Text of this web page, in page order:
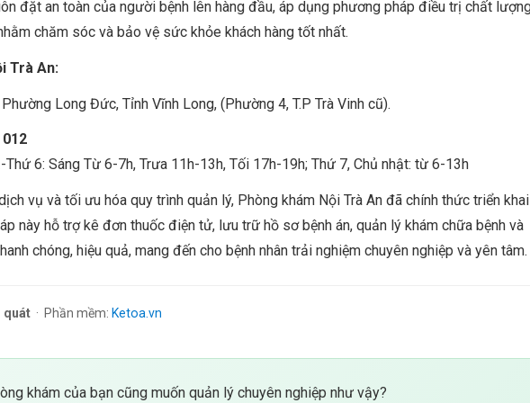
đặt an toàn của người bệnh lên hàng đầu, áp dụng phương pháp điều trị chất
chăm sóc và bảo vệ sức khỏe khách hàng tốt nhất.
Trà An:
Phường Long Đức, Tỉnh Vĩnh Long, (Phường 4, T.P Trà Vinh cũ).
Thứ 6: Sáng Từ 6-7h, Trưa 11h-13h, Tối 17h-19h; Thứ 7, Chủ nhật: từ 6-13h
vụ và tối ưu hóa quy trình quản lý, Phòng khám Nội Trà An đã chính thức triển khai
này hỗ trợ kê đơn thuốc điện tử, lưu trữ hồ sơ bệnh án, quản lý khám chữa bệnh và
chóng, hiệu quả, mang đến cho bệnh nhân trải nghiệm chuyên nghiệp và yên tâm.
quát · Phần mềm: Ketoa.vn
khám của bạn cũng muốn quản lý chuyên nghiệp như vậy?